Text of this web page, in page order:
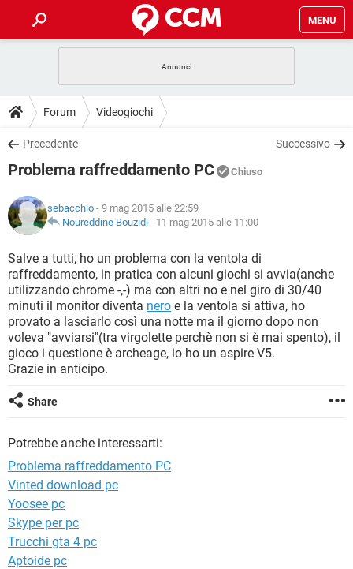
MENU
INTRATTENIMENTO
iOS
INSTAGRAM WHATSAPP
TIKTOK
HARDWARE
GUIDE
COVID-19
INSTAGRAM WHATSAPP
TIKTOK
HARDWARE
DOWNLOAD
COVID-19 GAMING
INTRATTENIMENTO
iOS WINDOWS 10
INSTAGRAM WHATSAPP
TIKTOK FACEBOOK
HARDWARE
COVID-19 GAMING
INTRATTENIMENTO
iOS WINDOWS 10
INSTAGRAM WHATSAPP
TIKTOK FACEBOOK
HARDWARE
GLOSSARIO
COVID-19 GAMING
INTRATTENIMENTO ANDROID
iOS WINDOWS 10
INSTAGRAM WHATSAPP
TIKTOK FACEBOOK
Forum Videogiochi
Precedente Successivo
Problema raffreddamento PC Chiuso
sebacchio - 9 mag 2015 alle 22:59
Noureddine Bouzidi - 11 mag 2015 alle 11:00
Salve a tutti, ho un problema con la ventola di
raffreddamento, in pratica con alcuni giochi si avvia(anche
utilizzando chrome -,-) ma con altri no e nel giro di 30/40
minuti il monitor diventa nero e la ventola si attiva, ho
provato a lasciarlo così una notte ma il giorno dopo non
voleva "avviarsi"(tra virgolette perchè non si è mai spento), il
gioco i questione è archeage, io ho un aspire V5.
Grazie in anticipo.
Share
Potrebbe anche interessarti:
Problema raffreddamento PC
Vinted download pc
Yoosee pc
Skype per pc
Trucchi gta 4 pc
Aptoide pc